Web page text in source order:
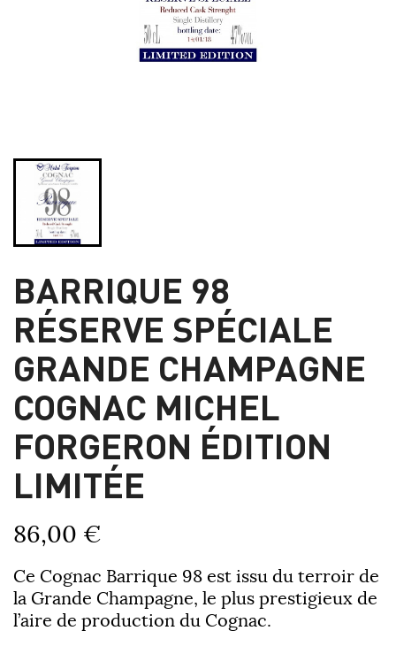
BARRIQUE 98
RÉSERVE SPÉCIALE
GRANDE CHAMPAGNE
COGNAC MICHEL
FORGERON ÉDITION
LIMITÉE
86,00 €
Ce Cognac Barrique 98 est issu du terroir de
la Grande Champagne, le plus prestigieux de
l’aire de production du Cognac.